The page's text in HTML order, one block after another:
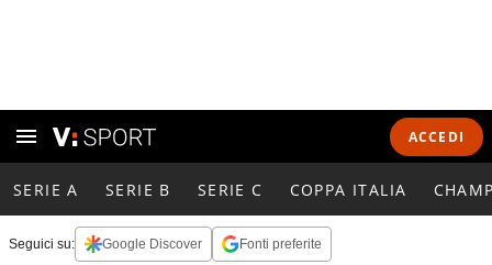
ACCEDI
SERIE A SERIE B SERIE C COPPA ITALIA
Seguici su: Google Discover Fonti preferite